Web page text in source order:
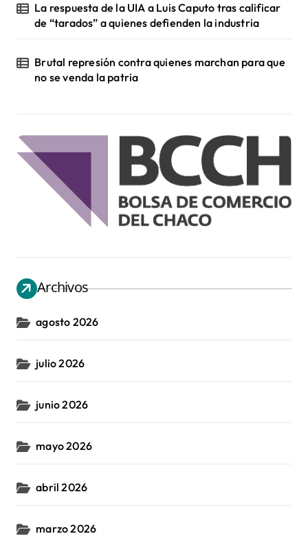
La respuesta de la UIA a Luis Caputo tras calificar
de “tarados” a quienes defienden la industria
Brutal represión contra quienes marchan para que
no se venda la patria
Archivos
agosto 2026
julio 2026
junio 2026
mayo 2026
abril 2026
marzo 2026